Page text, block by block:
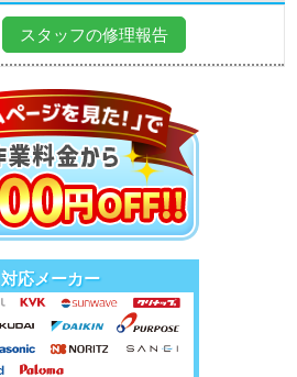
スタッフの修理報告
対応メーカー